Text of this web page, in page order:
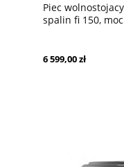
Piec
spalin fi 150,
6 599,00 zł